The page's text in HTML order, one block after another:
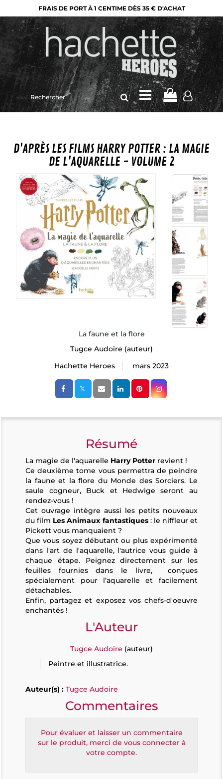
FRAIS DE PORT À 1 CENTIME DÈS 35 € D'ACHAT
Rechercher
sur
le
D'APRÈS LES FILMS HARRY POTTER : LA MAGIE
DE L'AQUARELLE - VOLUME 2
La faune et la flore
Tugce Audoire (auteur)
Hachette Heroes
mars 2023
Résumé
La magie de l'aquarelle Harry Potter revient !
Ce deuxième tome vous permettra de peindre
la faune et la flore du Monde des Sorciers. Le
saule cogneur, Buck et Hedwige seront au
rendez-vous !
Cet ouvrage intègre aussi les petits nouveaux
du film Les Animaux fantastiques: le niffleur et
Pickett vous manquaient ?
Que vous soyez débutant ou plus expérimenté
dans l'art de l'aquarelle, l'autrice vous guide à
chaque étape. Peignez directement sur les
feuilles fournies dans le livre, conçues
spécialement pour l’aquarelle et facilement
détachables.
Enfin, partagez et exposez vos chefs-d'oeuvre
enchantés !
L'Auteur
Tugce Audoire (auteur)
Peintre et illustratrice.
Auteur(s) : Tugce Audoire
Commentaires
Pour évaluer et laisser un commentaire
sur le produit, merci de vous connecter à
votre compte.